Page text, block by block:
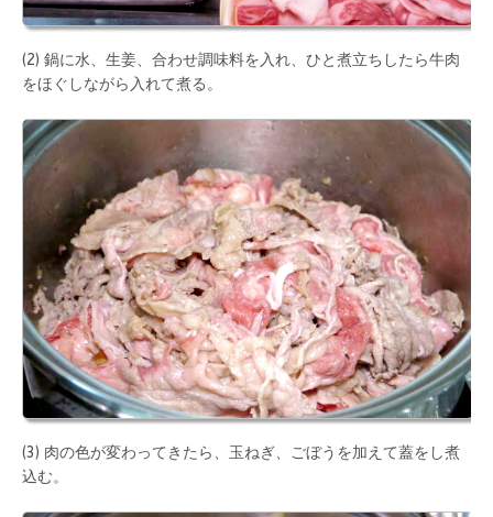
(2) 鍋に水、生姜、合わせ調味料を入れ、ひと煮立ちしたら牛肉
をほぐしながら入れて煮る。
(3) 肉の色が変わってきたら、玉ねぎ、ごぼうを加えて蓋をし煮
込む。